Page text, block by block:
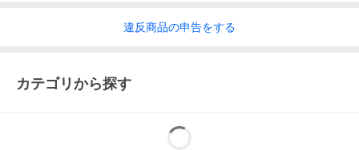
違反商品の申告をする
カテゴリから探す